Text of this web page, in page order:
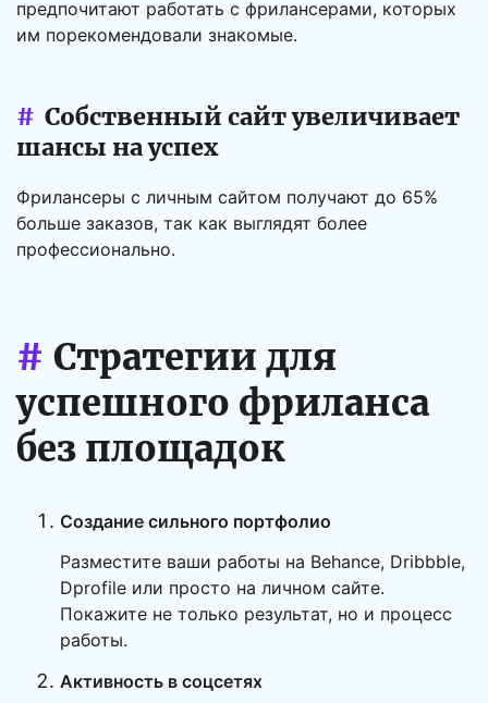
предпочитают работать с фрилансерами, которых
им порекомендовали знакомые.
# Собственный сайт увеличивает
шансы на успех
Фрилансеры с личным сайтом получают до 65%
больше заказов, так как выглядят более
профессионально.
# Стратегии для
успешного фриланса
без площадок
Создание сильного портфолио
Разместите ваши работы на Behance, Dribbble,
Dprofile или просто на личном сайте.
Покажите не только результат, но и процесс
работы.
Активность в соцсетях